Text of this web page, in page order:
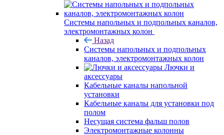
Системы напольных и подпольных каналов,
электромонтажных колон
Назад
Системы напольных и подпольных
каналов, электромонтажных колон
Лючки и
аксессуары
Кабельные каналы напольной
установки
Кабельные каналы для установки под
полом
Несущая система фальш полов
Электромонтажные колонны